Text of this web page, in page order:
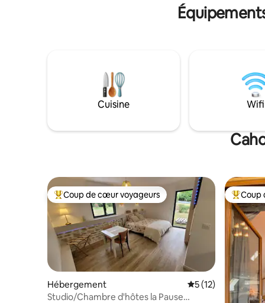
Cuisine Wifi
Coups de cœur voyageurs les plus appréciés
Coup de cœur voyageurs
Hébergement Évaluation
5 (12)
Studio/Chambre d'hôtes la Pause
Coups
Coup